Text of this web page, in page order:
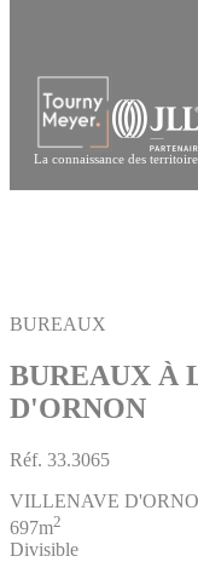
La connaissance des
BUREAUX
BUREAUX À
D'ORNON
Réf. 33.3065
VILLENAVE
697m2
Divisible